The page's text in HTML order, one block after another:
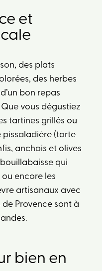
et
des plats
des herbes
bon repas
vous dégustiez
tartines grillés ou
pissaladière (tarte
anchois et olives
qui
encore les
artisanaux avec
Provence sont à
bien en